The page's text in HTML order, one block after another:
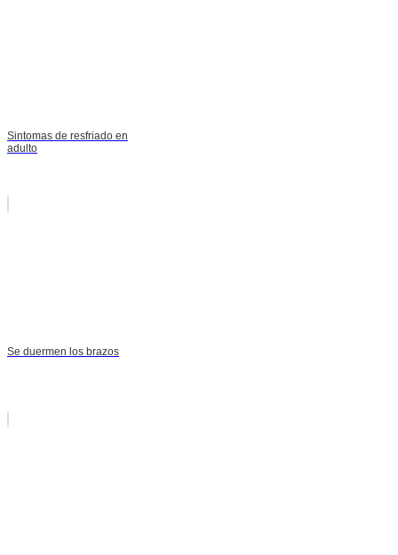
Sintomas de resfriado en
adulto
Se duermen los brazos